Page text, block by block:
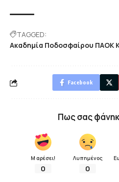
TAGGED:
Ακαδημία Ποδοσφαίρου ΠΑΟΚ
Facebook
Πως σας
Μ αρέσει!
0
Λυπημένος
0